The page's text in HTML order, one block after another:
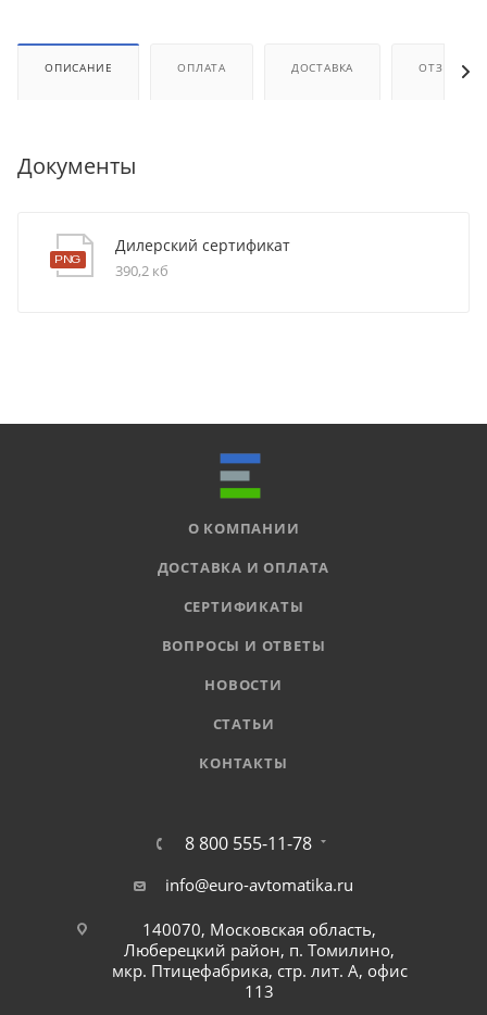
ОПИСАНИЕ ОПЛАТА ДОСТАВКА ОТЗЫВЫ
Документы
Дилерский сертификат
390,2 кб
О КОМПАНИИ
ДОСТАВКА И ОПЛАТА
СЕРТИФИКАТЫ
ВОПРОСЫ И ОТВЕТЫ
НОВОСТИ
СТАТЬИ
КОНТАКТЫ
8 800 555-11-78
info@euro-avtomatika.ru
140070, Московская область,
Люберецкий район, п. Томилино,
мкр. Птицефабрика, стр. лит. А, офис
113